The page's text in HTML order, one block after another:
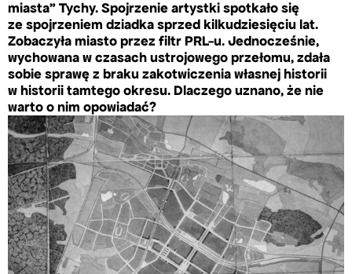
miasta” Tychy. Spojrzenie artystki spotkało się
ze spojrzeniem dziadka sprzed kilkudziesięciu lat.
Zobaczyła miasto przez filtr PRL-u. Jednocześnie,
wychowana w czasach ustrojowego przełomu, zdała
sobie sprawę z braku zakotwiczenia własnej historii
w historii tamtego okresu. Dlaczego uznano, że nie
warto o nim opowiadać?